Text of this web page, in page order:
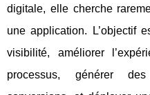
digitale, elle cherche
une application. L’objectif
visibilité, améliorer
processus, générer